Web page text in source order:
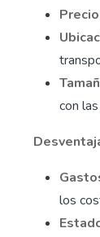
con
los